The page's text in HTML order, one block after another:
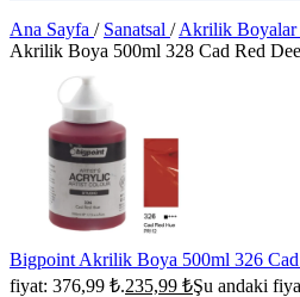
Ana Sayfa / Sanatsal / Akrilik Boyalar
Akrilik Boya 500ml 328 Cad Red
Bigpoint Akrilik Boya 500ml 326
fiyat: 376,99 ₺.235,99 ₺Şu andaki